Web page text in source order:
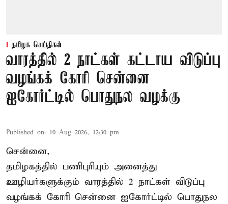
தமிழக செய்திகள்
வாரத்தில் 2 நாட்கள் கட்டாய விடுப்பு
வழங்கக் கோரி சென்னை
ஐகோர்ட்டில் பொதுநல வழக்கு
Published on: 10 Aug 2026, 12:30 pm
சென்னை,
தமிழகத்தில் பணிபுரியும் அனைத்து
ஊழியர்களுக்கும் வாரத்தில் 2 நாட்கள் விடுப்பு
வழங்கக் கோரி சென்னை ஐகோர்ட்டில் பொதுநல